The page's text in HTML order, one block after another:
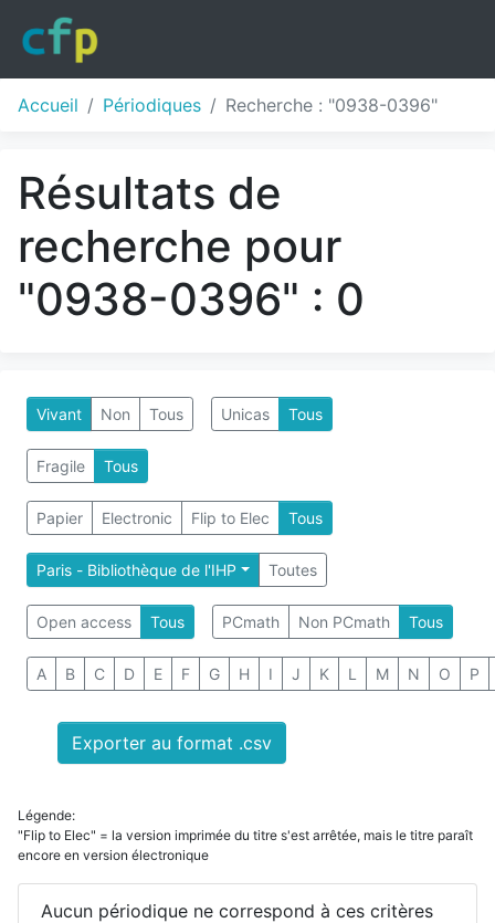
Accueil Périodiques Recherche : "0938-0396"
Résultats de
recherche pour
"0938-0396" : 0
Vivant Non Tous Unicas Tous
Fragile Tous
Papier Electronic Flip to Elec Tous
Paris - Bibliothèque de l'IHP Toutes
Open access Tous PCmath Non PCmath Tous
A B C D E F G H I J K L M N O P
Exporter au format .csv
Légende:
"Flip to Elec" = la version imprimée du titre s'est arrêtée, mais le titre paraît
encore en version électronique
Aucun périodique ne correspond à ces critères